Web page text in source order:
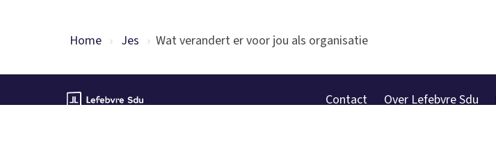
Home Jes Wat verandert er voor jou als organisatie
Contact Over Lefebvre Sdu